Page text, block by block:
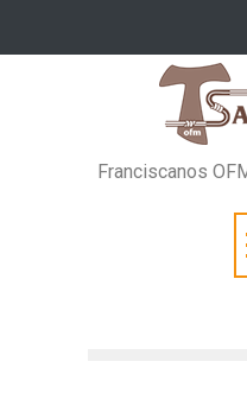
Franciscanos